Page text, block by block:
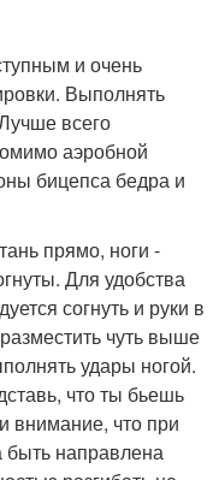
и очень
Выполнять
всего
аэробной
бицепса бедра и
прямо, ноги -
Для удобства
согнуть и руки в
чуть выше
удары ногой.
что ты бьешь
внимание, что при
быть направлена